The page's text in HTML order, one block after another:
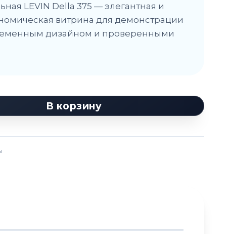
LEVIN Della 375 — элегантная и
витрина для демонстрации
дизайном и проверенными
В корзину